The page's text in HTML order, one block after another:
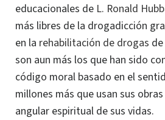
educacionales de L. Ronald
más libres de la drogadicción
en la rehabilitación de drogas
son aun más los que han sido
código moral basado en el
millones más que usan sus
angular espiritual de sus vidas.